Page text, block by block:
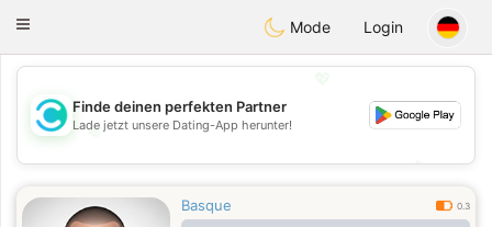
olombiaCitas
Toggle
Mode Login
💖
💕
Finde deinen perfekten Partner
Lade jetzt unsere Dating-App herunter!
Basque 0.3